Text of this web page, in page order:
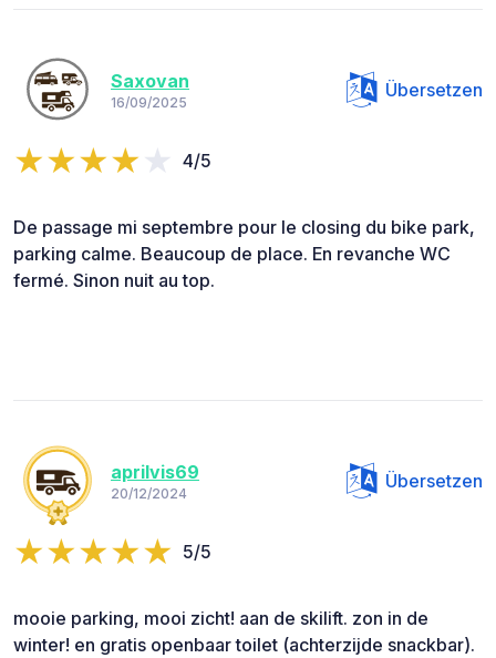
Saxovan
16/09/2025
Übersetzen
4/5
De passage mi septembre pour le closing du bike park,
parking calme. Beaucoup de place. En revanche WC
fermé. Sinon nuit au top.
aprilvis69
20/12/2024
Übersetzen
5/5
mooie parking, mooi zicht! aan de skilift. zon in de
winter! en gratis openbaar toilet (achterzijde snackbar).